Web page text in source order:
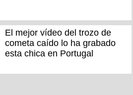
El mejor vídeo del trozo de
cometa caído lo ha grabado
esta chica en Portugal